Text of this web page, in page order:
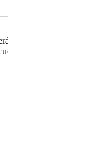
De instalación
empotrado.